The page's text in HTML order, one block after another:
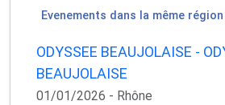
Evenements dans la même
ODYSSEE BEAUJOLAISE -
BEAUJOLAISE
01/01/2026 - Rhône